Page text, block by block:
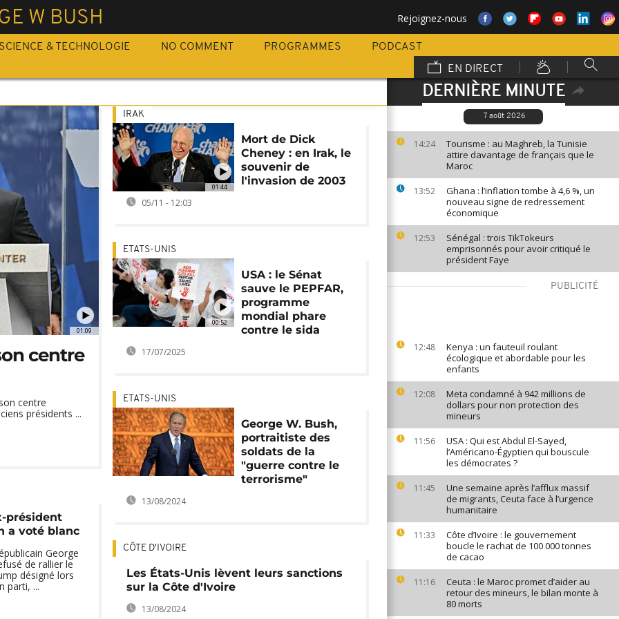
W BUSH Rejoignez-nous
SCIENCE & TECHNOLOGIE NO COMMENT PROGRAMMES
PODCAST
EN DIRECT
DERNIÈRE MINUTE
7 août 2026
14:24
Tourisme : au Maghreb, la Tunisie
attire davantage de français que le
Maroc
13:52
Ghana : l’inflation tombe à 4,6 %, un
nouveau signe de redressement
économique
12:53
Sénégal : trois TikTokeurs
emprisonnés pour avoir critiqué le
président Faye
PUBLICITÉ
12:48
Kenya : un fauteuil roulant
écologique et abordable pour les
enfants
12:08
Meta condamné à 942 millions de
dollars pour non protection des
mineurs
11:56
USA : Qui est Abdul El-Sayed,
l’Américano-Égyptien qui bouscule
les démocrates ?
11:45
Une semaine après l’afflux massif
de migrants, Ceuta face à l’urgence
humanitaire
11:33
Côte d’Ivoire : le gouvernement
boucle le rachat de 100 000 tonnes
de cacao
11:16
Ceuta : le Maroc promet d’aider au
retour des mineurs, le bilan monte à
80 morts
01:09
centre
centre
présidents ...
président
a voté blanc
George
de rallier le
désigné lors
parti, ...
01:44
IRAK
Mort de Dick
Cheney : en Irak, le
souvenir de
l'invasion de 2003
05/11 - 12:03
00:52
ETATS-UNIS
USA : le Sénat
sauve le PEPFAR,
programme
mondial phare
contre le sida
17/07/2025
ETATS-UNIS
George W. Bush,
portraitiste des
soldats de la
"guerre contre le
terrorisme"
13/08/2024
CÔTE D'IVOIRE
Les États-Unis lèvent leurs sanctions
sur la Côte d'Ivoire
13/08/2024